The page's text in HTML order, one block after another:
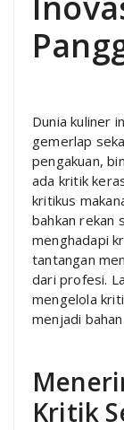
Dunia kuliner
gemerlap
pengakuan,
ada kritik
kritikus
bahkan rekan
menghadapi
tantangan
dari profesi.
mengelola
menjadi
Kritik